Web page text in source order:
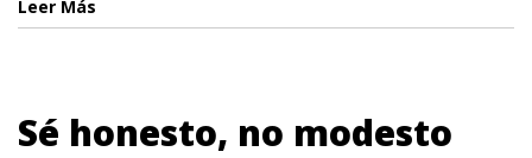
Leer Más
Sé honesto, no modesto